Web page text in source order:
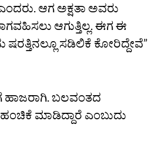
ಆಗ ಅಕ್ಷತಾ ಅವರು
ಆಗುತ್ತಿಲ್ಲ. ಈಗ ಈ
ಷರತ್ತಿನಲ್ಲೂ ಸಡಿಲಿಕೆ ಕೋರಿದ್ದೇವೆ”
ಹಾಜರಾಗಿ. ಬಲವಂತದ
ಮಾಡಿದ್ದಾರೆ ಎಂಬುದು